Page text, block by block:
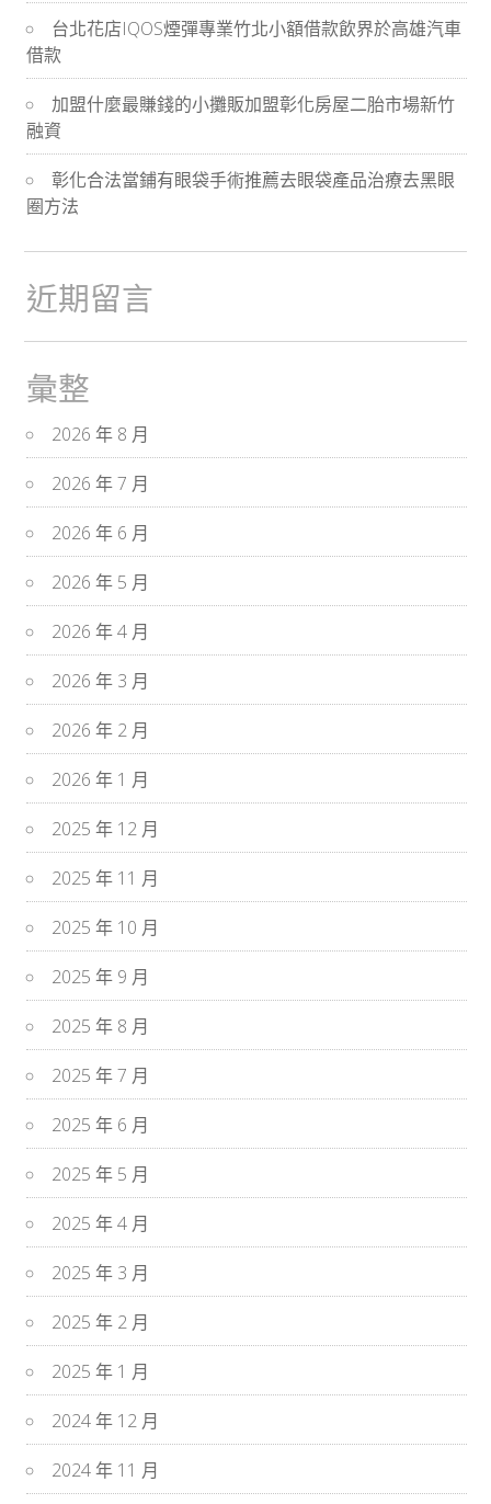
台北花店IQOS煙彈專業竹北小額借款飲界於高雄汽車
借款
加盟什麼最賺錢的小攤販加盟彰化房屋二胎市場新竹
融資
彰化合法當鋪有眼袋手術推薦去眼袋產品治療去黑眼
圈方法
近期留言
彙整
2026 年 8 月
2026 年 7 月
2026 年 6 月
2026 年 5 月
2026 年 4 月
2026 年 3 月
2026 年 2 月
2026 年 1 月
2025 年 12 月
2025 年 11 月
2025 年 10 月
2025 年 9 月
2025 年 8 月
2025 年 7 月
2025 年 6 月
2025 年 5 月
2025 年 4 月
2025 年 3 月
2025 年 2 月
2025 年 1 月
2024 年 12 月
2024 年 11 月